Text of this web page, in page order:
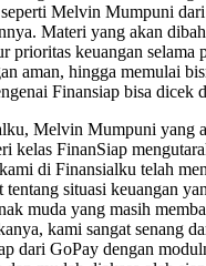
Melvin Mumpuni
Materi yang akan
prioritas keuangan selama
aman, hingga memulai
Finansiap bisa dicek
Melvin Mumpuni yang
kelas FinanSiap
di Finansialku telah
tentang situasi keuangan
muda yang masih
kami sangat senang
dari GoPay dengan